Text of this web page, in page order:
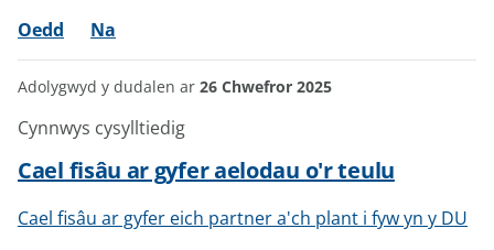
Oedd Na
Adolygwyd y dudalen ar 26 Chwefror 2025
Cynnwys cysylltiedig
Cael fisâu ar gyfer aelodau o'r teulu
Cael fisâu ar gyfer eich partner a'ch plant i fyw yn y DU